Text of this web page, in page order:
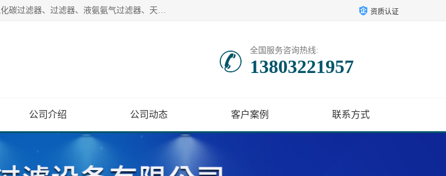
廊坊盛耀过滤设备有限公司主营产品：液氨过滤器、沼气过滤器、氨气分离器、二氧化碳过滤器、过滤器、液氨氨气过滤器、天然气过滤器、管道过滤器、*过滤器、液氨除油除水过滤器、氨气除油除水过滤器、焦炉煤气除焦油过滤器等。 资质认证
全国服务咨询热线:
13803221957
公司介绍 公司动态 客户案例 联系方式